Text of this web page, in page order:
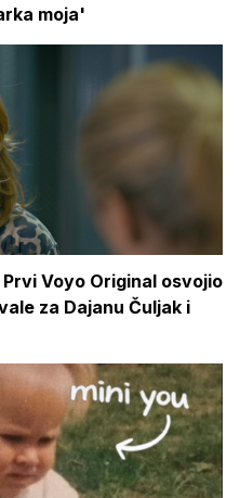
moja'
Voyo Original osvojio
za Dajanu Čuljak i